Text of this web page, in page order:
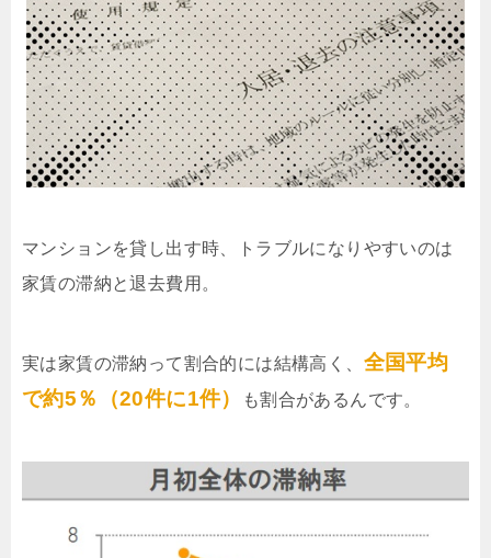
マンションを貸し出す時、トラブルになりやすいのは
家賃の滞納と退去費用。
実は家賃の滞納って割合的には結構高く、 全国平均
で約5％（20件に1件）
も割合があるんです。